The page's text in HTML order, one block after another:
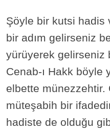
Şöyle bir kutsi hadis
bir adım gelirseniz
yürüyerek gelirseniz
Cenab-ı Hakk böyle
elbette münezzehtir.
müteşabih bir
hadiste de olduğu